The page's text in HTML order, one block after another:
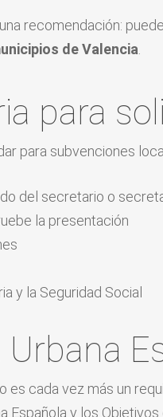
recomendación:
de Valencia
para
para subvenciones
del secretario o
la presentación
y la Seguridad Social
es cada vez más un
Española y los